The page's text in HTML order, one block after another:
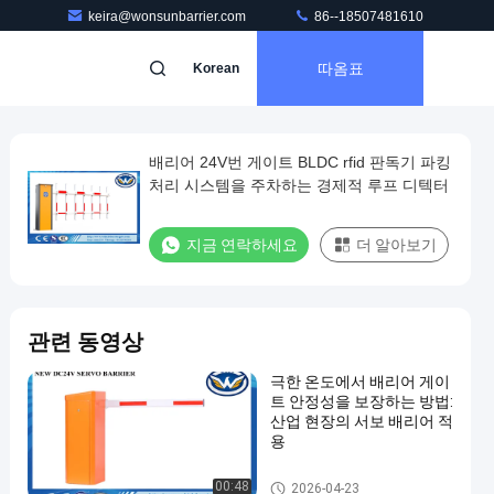
keira@wonsunbarrier.com 86--18507481610
Korean 따옴표
배리어 24V번 게이트 BLDC rfid 판독기 파킹
처리 시스템을 주차하는 경제적 루프 디텍터
지금 연락하세요 더 알아보기
관련 동영상
00:48
극한 온도에서 배리어 게이
트 안정성을 보장하는 방법:
산업 현장의 서보 배리어 적
용
차량 배리어 게이트
2026-04-23